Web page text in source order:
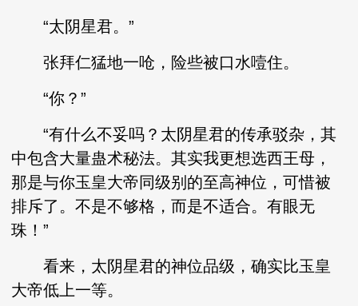
“太阴星君。”
张拜仁猛地一呛，险些被口水噎住。
“你？”
“有什么不妥吗？太阴星君的传承驳杂，其
中包含大量蛊术秘法。其实我更想选西王母，
那是与你玉皇大帝同级别的至高神位，可惜被
排斥了。不是不够格，而是不适合。有眼无
珠！”
看来，太阴星君的神位品级，确实比玉皇
大帝低上一等。